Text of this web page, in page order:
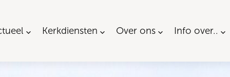
Kerkdiensten Over ons Info over..